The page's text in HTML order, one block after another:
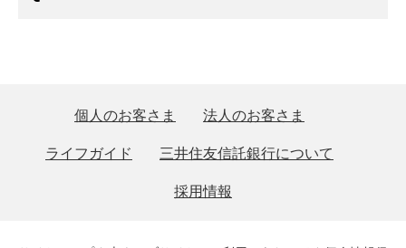
個人のお客さま
法人のお客さま
ライフガイド
三井住友信託銀行について
採用情報